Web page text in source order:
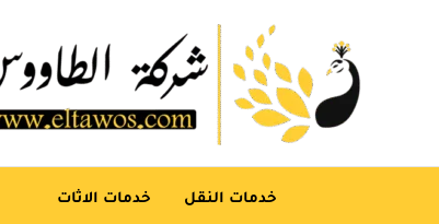
خدمات النقل خدمات الاثات